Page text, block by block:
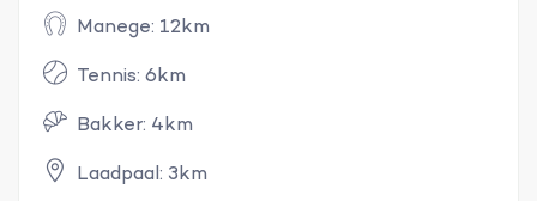
Manege: 12km
Tennis: 6km
Bakker: 4km
Laadpaal: 3km